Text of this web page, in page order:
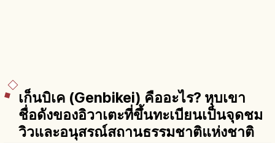
เก็นบิเค (Genbikei) คืออะไร? หุบเขา
ชื่อดังของอิวาเตะที่ขึ้นทะเบียนเป็นจุดชม
วิวและอนุสรณ์สถานธรรมชาติแห่งชาติ